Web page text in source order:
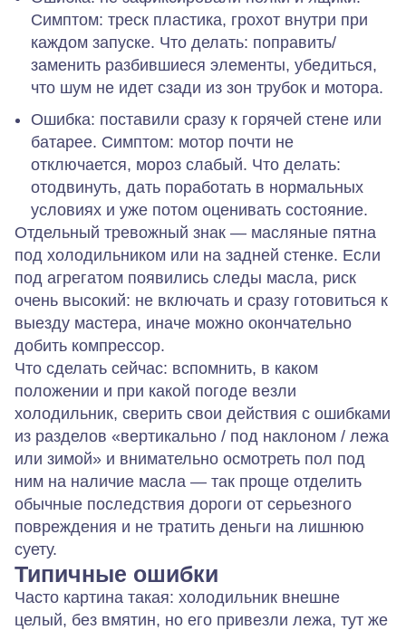
Симптом: треск пластика, грохот внутри при
каждом запуске. Что делать: поправить/
заменить разбившиеся элементы, убедиться,
что шум не идет сзади из зон трубок и мотора.
Ошибка: поставили сразу к горячей стене или
батарее. Симптом: мотор почти не
отключается, мороз слабый. Что делать:
отодвинуть, дать поработать в нормальных
условиях и уже потом оценивать состояние.
Отдельный тревожный знак — масляные пятна
под холодильником или на задней стенке. Если
под агрегатом появились следы масла, риск
очень высокий: не включать и сразу готовиться к
выезду мастера, иначе можно окончательно
добить компрессор.
Что сделать сейчас: вспомнить, в каком
положении и при какой погоде везли
холодильник, сверить свои действия с ошибками
из разделов «вертикально / под наклоном / лежа
или зимой» и внимательно осмотреть пол под
ним на наличие масла — так проще отделить
обычные последствия дороги от серьезного
повреждения и не тратить деньги на лишнюю
суету.
Типичные ошибки
Часто картина такая: холодильник внешне
целый, без вмятин, но его привезли лежа, тут же